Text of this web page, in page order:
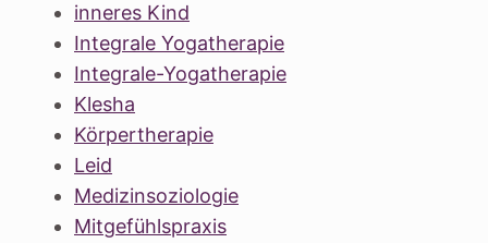
inneres Kind
Integrale Yogatherapie
Integrale-Yogatherapie
Klesha
Körpertherapie
Leid
Medizinsoziologie
Mitgefühlspraxis